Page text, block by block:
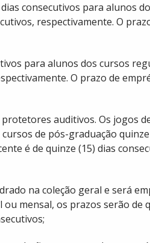
consecutivos para alunos
respectivamente. O
para alunos dos cursos
O prazo de
auditivos. Os jogos
de pós-graduação
é de quinze (15) dias
na coleção geral e será
mensal, os prazos serão de